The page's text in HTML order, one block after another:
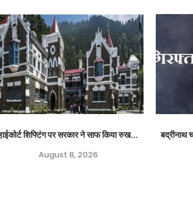
शिफ्टिंग पर सरकार ने साफ किया रुख...
August 8, 2026
बद्रीनाथ